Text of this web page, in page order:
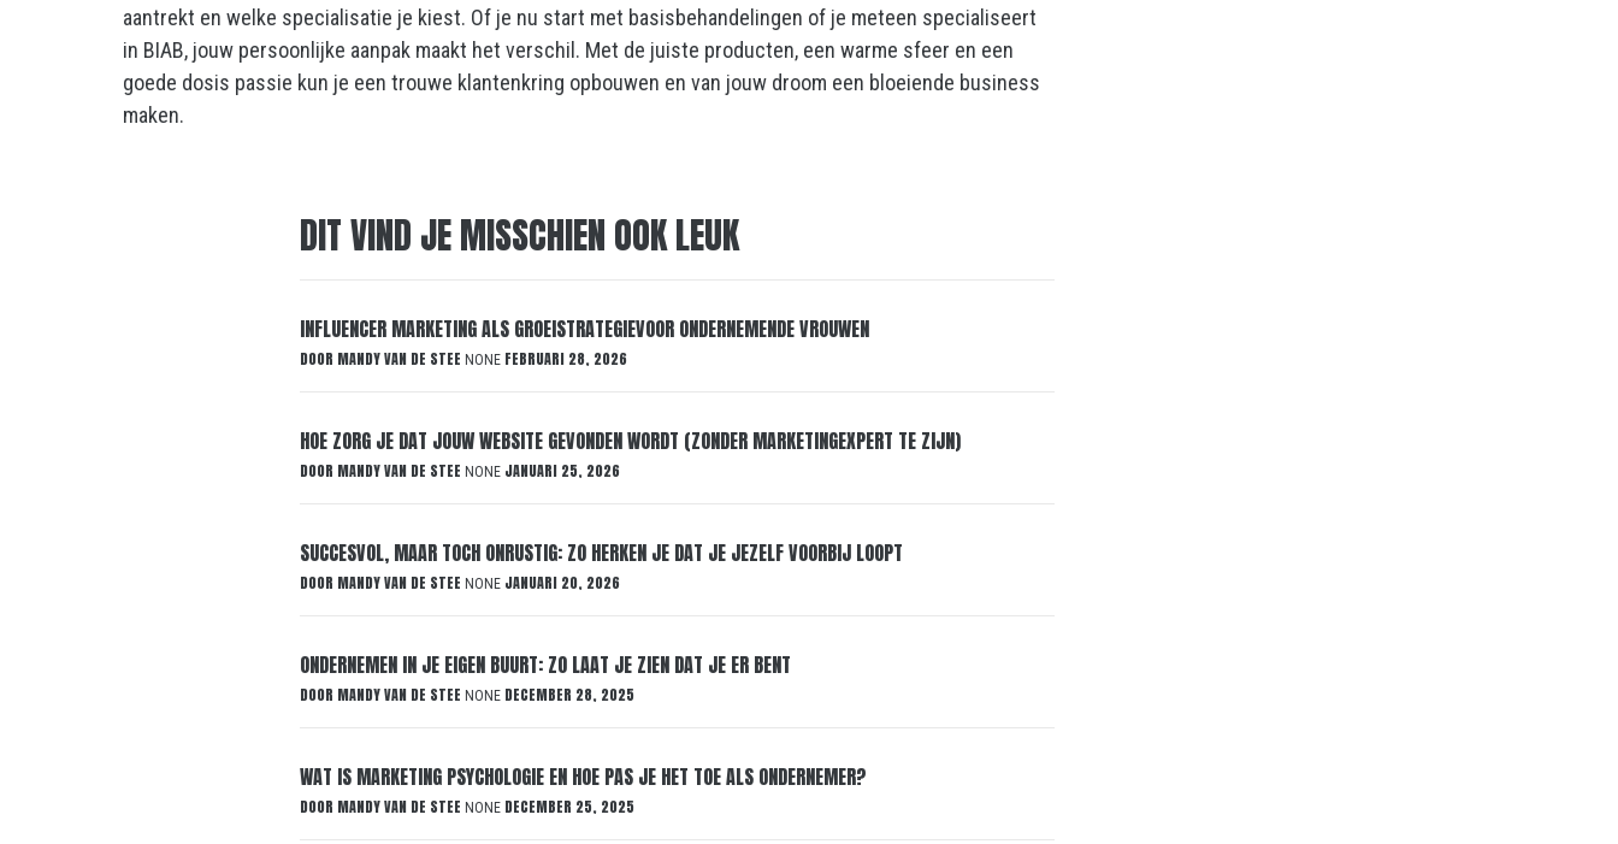
aantrekt en welke specialisatie je kiest. Of je nu start met basisbehandelingen of je meteen specialiseert
in BIAB, jouw persoonlijke aanpak maakt het verschil. Met de juiste producten, een warme sfeer en een
goede dosis passie kun je een trouwe klantenkring opbouwen en van jouw droom een bloeiende business
maken.
DIT VIND JE MISSCHIEN OOK LEUK
INFLUENCER MARKETING ALS GROEISTRATEGIEVOOR ONDERNEMENDE VROUWEN
DOOR MANDY VAN DE STEE NONE FEBRUARI 28, 2026
HOE ZORG JE DAT JOUW WEBSITE GEVONDEN WORDT (ZONDER MARKETINGEXPERT TE ZIJN)
DOOR MANDY VAN DE STEE NONE JANUARI 25, 2026
SUCCESVOL, MAAR TOCH ONRUSTIG: ZO HERKEN JE DAT JE JEZELF VOORBIJ LOOPT
DOOR MANDY VAN DE STEE NONE JANUARI 20, 2026
ONDERNEMEN IN JE EIGEN BUURT: ZO LAAT JE ZIEN DAT JE ER BENT
DOOR MANDY VAN DE STEE NONE DECEMBER 28, 2025
WAT IS MARKETING PSYCHOLOGIE EN HOE PAS JE HET TOE ALS ONDERNEMER?
DOOR MANDY VAN DE STEE NONE DECEMBER 25, 2025